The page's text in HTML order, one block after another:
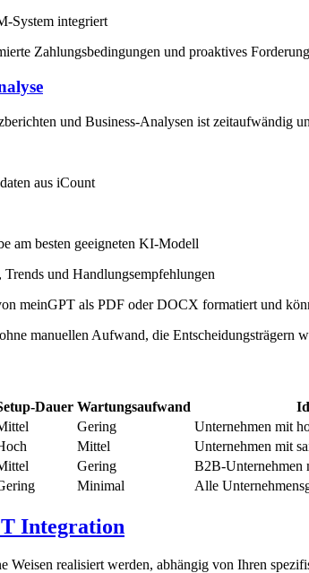
System integriert
Zahlungsbedingungen und proaktives
und Business-Analysen ist zeitaufwändig
aus iCount
am besten geeigneten KI-Modell
und Handlungsempfehlungen
meinGPT als PDF oder DOCX formatiert und
manuellen Aufwand, die
Dauer Wartungsaufwand
Gering
Unternehmen mit
Mittel
Unternehmen mit
Gering
B2B-Unternehmen
Minimal Alle
Integration
realisiert werden, abhängig von Ihren